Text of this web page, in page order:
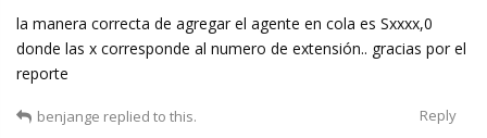
la manera correcta de agregar el agente en cola es Sxxxx,0
donde las x corresponde al numero de extensión.. gracias por el
reporte
Reply
benjange replied to this.